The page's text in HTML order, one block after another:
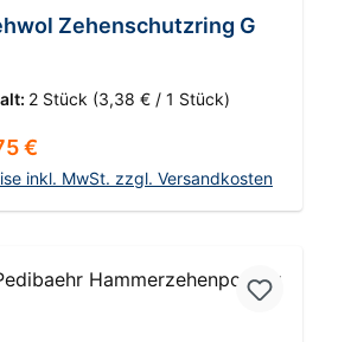
Zehenschutzring G
2 Stück (3,38 € / 1 Stück)
Preis:
€
inkl. MwSt. zzgl. Versandkosten